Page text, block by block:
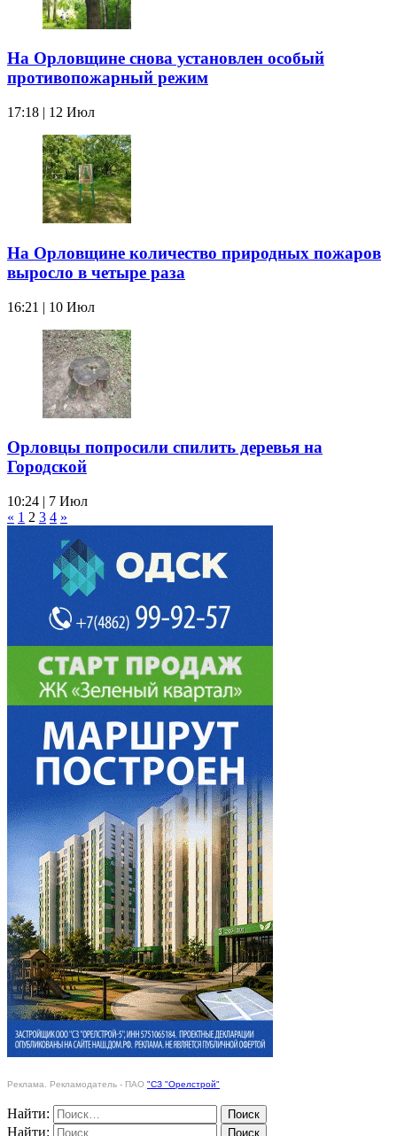
На Орловщине снова установлен особый
противопожарный режим
17:18 | 12 Июл
На Орловщине количество природных пожаров
выросло в четыре раза
16:21 | 10 Июл
Орловцы попросили спилить деревья на
Городской
10:24 | 7 Июл
« 1 2 3 4 »
Реклама. Рекламодатель - ПАО "СЗ "Орелстрой"
Найти:
Найти: